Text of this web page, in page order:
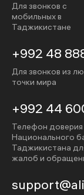
Для звонков с
мобильных в
Таджикистане
+992 48
Для звонков из
точки мира
+992 44
Телефон доверия
Национального
Таджикистана
жалоб и